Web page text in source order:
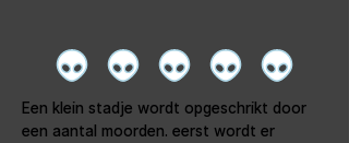
Een klein stadje wordt opgeschrikt door
een aantal moorden. eerst wordt er